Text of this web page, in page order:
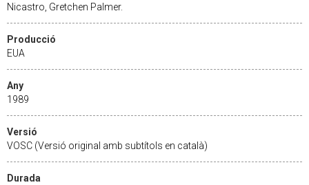
Nicastro, Gretchen Palmer.
Producció
EUA
Any
1989
Versió
VOSC (Versió original amb subtítols en català)
Durada